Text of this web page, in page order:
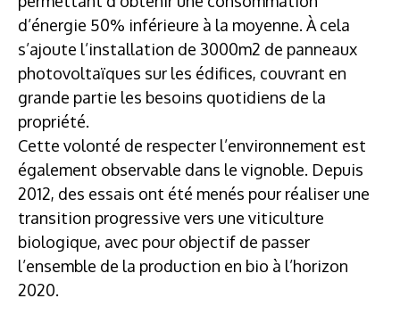
d’énergie 50% inférieure à la moyenne. À cela
s’ajoute l’installation de 3000m2 de panneaux
photovoltaïques sur les édifices, couvrant en
grande partie les besoins quotidiens de la
propriété.
Cette volonté de respecter l’environnement est
également observable dans le vignoble. Depuis
2012, des essais ont été menés pour réaliser une
transition progressive vers une viticulture
biologique, avec pour objectif de passer
l’ensemble de la production en bio à l’horizon
2020.